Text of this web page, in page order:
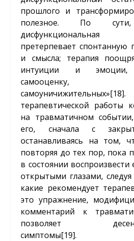
прошлого и
полезное. По
претерпевает
и смысла; терапия
интуиции и эмоции,
самоуничижительных»[18].
терапевтической работы
на травматичном
его, сначала с
останавливаясь на том,
повторяя до тех пор, пока
в состоянии
открытыми глазами,
какие рекомендует
это упражнение,
комментарий к
позволяет
симптомы[19].